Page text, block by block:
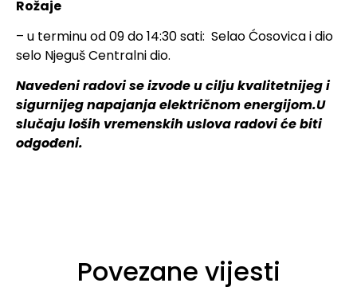
Rožaje
– u terminu od 09 do 14:30 sati: Selao Ćosovica i dio
selo Njeguš Centralni dio.
Navedeni radovi se izvode u cilju kvalitetnijeg i
sigurnijeg napajanja električnom energijom.U
slučaju loših vremenskih uslova radovi će biti
odgođeni.
Povezane vijesti